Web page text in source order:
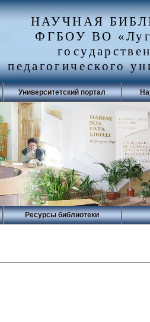
НАУЧНАЯ
ФГБОУ ВО
педагогического
Университетский портал
Ресурсы библиотеки